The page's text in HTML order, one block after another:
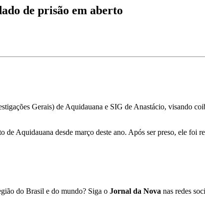
de prisão em aberto
Gerais) de Aquidauana e SIG de Anastácio, visando
de Aquidauana desde março deste ano. Após ser preso, ele
do Brasil e do mundo? Siga o Jornal da Nova nas redes